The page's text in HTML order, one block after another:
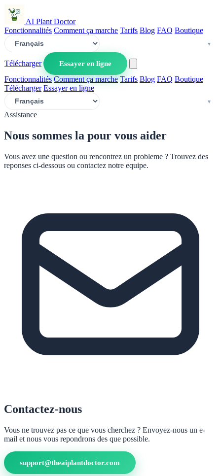
AI Plant Doctor
Fonctionnalités Comment ça marche Tarifs Blog FAQ Boutique
Télécharger
Essayer en ligne
Fonctionnalités Comment ça marche Tarifs Blog FAQ Boutique
Télécharger Essayer en ligne
Assistance
Nous sommes la pour vous aider
Vous avez une question ou rencontrez un probleme ? Trouvez des
reponses ci-dessous ou contactez notre equipe.
Contactez-nous
Vous ne trouvez pas ce que vous cherchez ? Envoyez-nous un e-
mail et nous vous repondrons des que possible.
support@theaiplantdoctor.com